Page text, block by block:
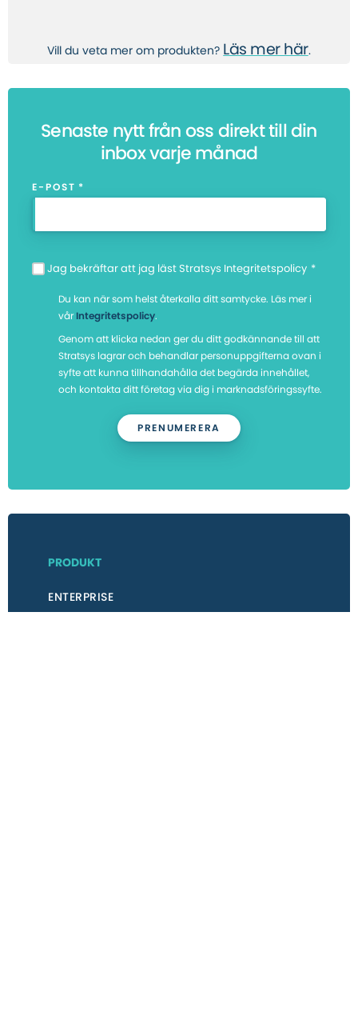
Vill du veta mer om produkten? Läs mer här.
Senaste nytt från oss direkt till din
inbox varje månad
E-POST *
Jag bekräftar att jag läst Stratsys Integritetspolicy *
Du kan när som helst återkalla ditt samtycke. Läs mer i
vår Integritetspolicy.
Genom att klicka nedan ger du ditt godkännande till att
Stratsys lagrar och behandlar personuppgifterna ovan i
syfte att kunna tillhandahålla det begärda innehållet,
och kontakta ditt företag via dig i marknadsföringssyfte.
PRODUKT
ENTERPRISE